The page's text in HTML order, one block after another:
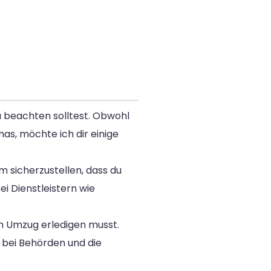
beachten solltest. Obwohl
möchte ich dir einige
sicherzustellen, dass du
Dienstleistern wie
erledigen musst.
Behörden und die